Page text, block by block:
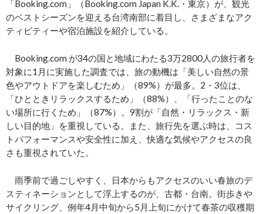
「Booking.com」（Booking.com Japan K.K.・東京）が、観光
のベストシーズンを迎える台湾南部に着目し、さまざまなアク
ティビティーや宿泊施設を紹介している。
Booking.com が34の国と地域にわたる3万2800人の旅行者を
対象に1月に実施した調査では、旅の動機は「美しい自然の景
色やアウトドアを楽しむため」（89%）が最多。2・3位は、
「ひとときリラックスするため」（88%）、「行ったことのな
い場所に行くため」（87%）。9割が「自然・リラックス・新
しい目的地」を重視している。また、旅行先を選ぶ時は、コス
トパフォーマンスや安全性に加え、快適な気候やアクセスの良
さも重視されていた。
雨季前で過ごしやすく、日本からもアクセスのいい春旅のデ
スティネーションとして浮上するのが、古都・台南。街歩きや
サイクリング、例年4月中旬から5月上旬にかけて春茶の収穫期